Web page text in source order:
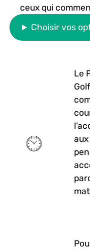
ceux qui
Choisir vos
Le
aux